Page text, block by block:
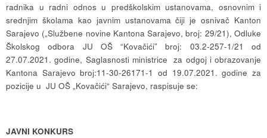
radnika u radni odnos u predškolskim ustanovama, osnovnim i
srednjim školama kao javnim ustanovama čiji je osnivač Kanton
Sarajevo („Službene novine Kantona Sarajevo, broj: 29/21), Odluke
Školskog odbora JU OŠ “Kovačići” broj: 03.2-257-1/21 od
27.07.2021. godine, Saglasnosti ministrice za odgoj i obrazovanje
Kantona Sarajevo broj:11-30-26171-1 od 19.07.2021. godine za
pozicije u JU OŠ „Kovačići“ Sarajevo, raspisuje se:
JAVNI KONKURS